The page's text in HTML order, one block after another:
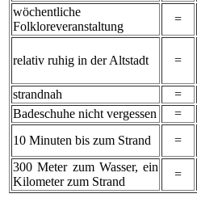
wöchentliche
Folkloreveranstaltung
=
relativ ruhig in der Altstadt =
strandnah
=
Badeschuhe nicht vergessen
=
10 Minuten bis zum Strand
=
300 Meter zum Wasser, ein
Kilometer zum Strand
=